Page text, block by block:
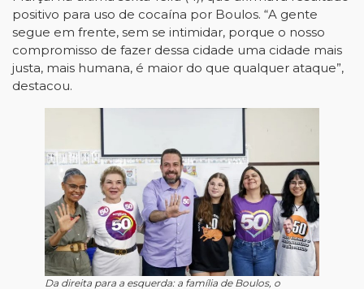
positivo para uso de cocaína por Boulos. “A gente
segue em frente, sem se intimidar, porque o nosso
compromisso de fazer dessa cidade uma cidade mais
justa, mais humana, é maior do que qualquer ataque”,
destacou.
Da direita para a esquerda: a família de Boulos, o